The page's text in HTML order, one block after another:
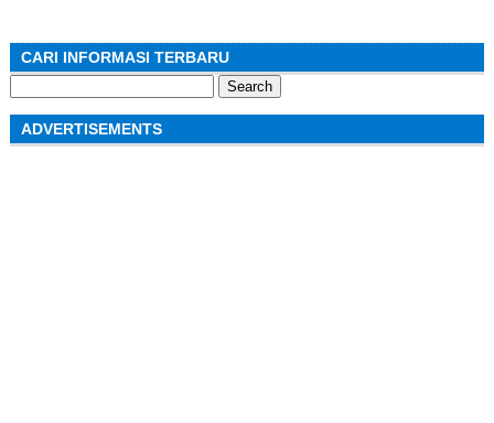
CARI INFORMASI TERBARU
for:
ADVERTISEMENTS